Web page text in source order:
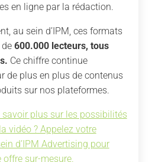
en ligne par la rédaction.
au sein d’IPM, ces formats
600.000 lecteurs, tous
Ce chiffre continue
de plus en plus de contenus
sur nos plateformes.
savoir plus sur les possibilités
vidéo ? Appelez votre
d’IPM Advertising pour
offre sur-mesure.